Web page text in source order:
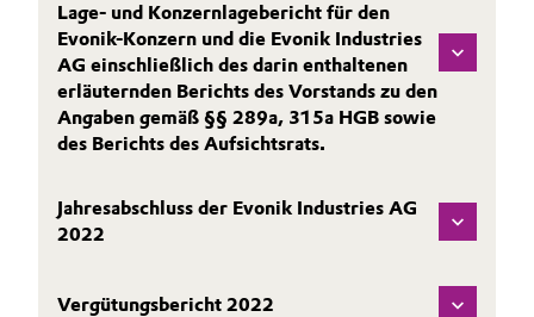
Green Hydrogen
Home Care & Cleaning
Lubricants & Lubricant Additives
Medical Devices
Business Lines
Karriere
Investor Relations
Lage- und Konzernlagebericht für den
Evonik-Konzern und die Evonik Industries
AG einschließlich des darin enthaltenen
erläuternden Berichts des Vorstands zu den
Angaben gemäß §§ 289a, 315a HGB sowie
des Berichts des Aufsichtsrats.
Jahresabschluss der Evonik Industries AG
2022
Vergütungsbericht 2022